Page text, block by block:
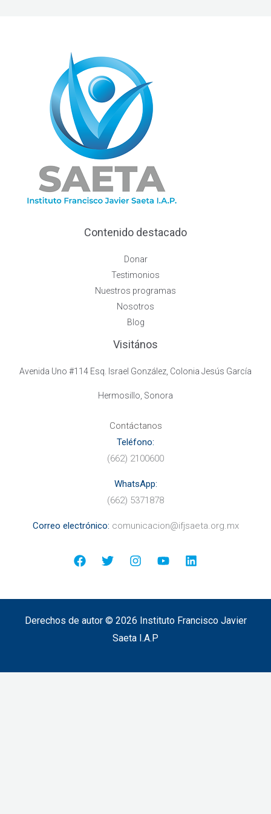
Contenido destacado
Donar
Testimonios
Nuestros programas
Nosotros
Blog
Visitános
Avenida Uno #114 Esq. Israel González, Colonia Jesús García
Hermosillo, Sonora
Contáctanos
Teléfono:
(662) 2100600
WhatsApp:
(662) 5371878
Correo electrónico: comunicacion@ifjsaeta.org.mx
Derechos de autor © 2026 Instituto Francisco Javier
Saeta I.A.P